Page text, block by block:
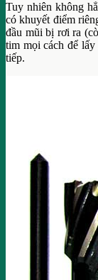
Tuy nhiên không
có khuyết điểm
đầu mũi bị rơi ra
tim mọi cách để
tiếp.